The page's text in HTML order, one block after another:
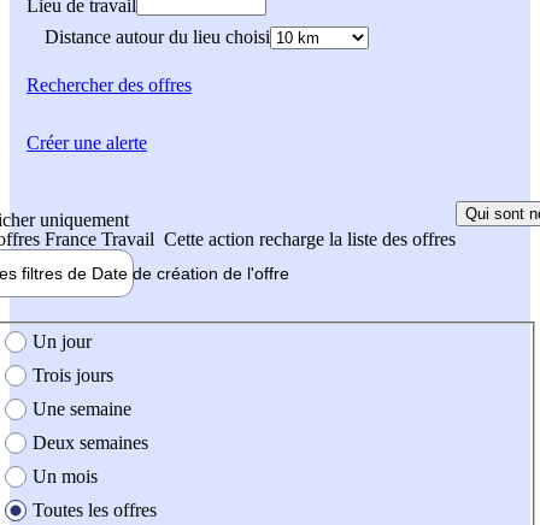
Lieu de travail
Distance autour du lieu choisi
Rechercherdes offres
uniquement
France Travail Cette action recharge la liste des offres
Qui sont
filtres de Date de création de l'offre
création de l'offre
Un jour
Trois jours
Une semaine
Deux semaines
Un mois
Toutes les offres
Créer une alerte